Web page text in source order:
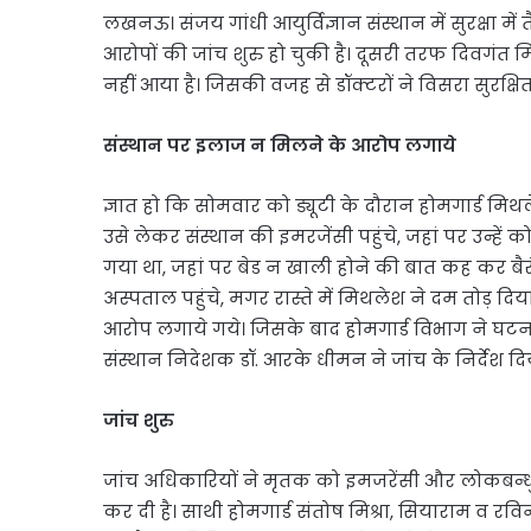
लखनऊ। संजय गांधी आयुर्विज्ञान संस्थान में सुरक्षा
आरोपों की जांच शुरु हो चुकी है। दूसरी तरफ दिवगंत
नहीं आया है। जिसकी वजह से डॉक्टरों ने विसरा
संस्थान पर इलाज न मिलने के आरोप लगाये
ज्ञात हो कि सोमवार को ड्यूटी के दौरान होमगार्ड
उसे लेकर संस्थान की इमरजेंसी पहुंचे, जहां पर उन्हें
गया था, जहां पर बेड न खाली होने की बात कह कर
अस्पताल पहुंचे, मगर रास्ते में मिथलेश ने दम तोड़
आरोप लगाये गये। जिसके बाद होमगार्ड विभाग ने
संस्थान निदेशक डॉ. आरके धीमन ने जांच के निर्देश
जांच शुरु
जांच अधिकारियों ने मृतक को इमजरेंसी और
कर दी है। साथी होमगार्ड संतोष मिश्रा, सियाराम